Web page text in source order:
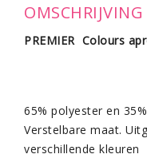
OMSCHRIJVING
PREMIER Colours
65% polyester en
Verstelbare maat.
verschillende kleuren